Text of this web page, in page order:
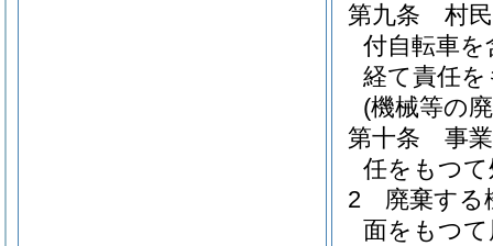
第九条
村
付自転車を
経て責任
(機械等の
第十条
事
任をもつ
2
廃棄する
面をもつ